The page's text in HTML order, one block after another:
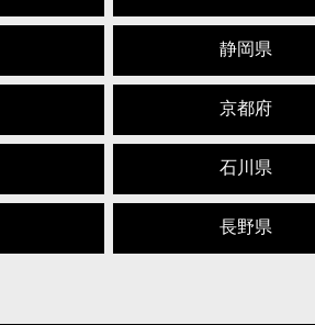
静岡県
京都府
石川県
長野県